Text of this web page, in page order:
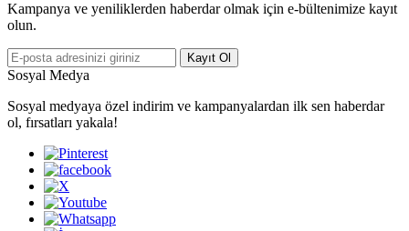
Kampanya ve yeniliklerden haberdar olmak için e-bültenimize kayıt
olun.
Kayıt Ol
Sosyal Medya
Sosyal medyaya özel indirim ve kampanyalardan ilk sen haberdar
ol, fırsatları yakala!